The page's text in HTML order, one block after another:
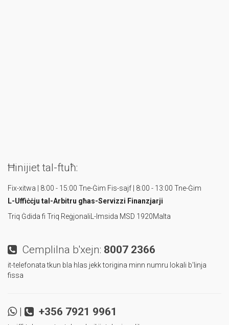
Ħinijiet tal-ftuħ:
Fix-xitwa | 8:00 - 15:00 Tne-Ġim Fis-sajf | 8:00 - 13:00 Tne-Ġim
L-Uffiċċju tal-Arbitru għas-Servizzi Finanzjarji
Triq Ġdida fi Triq Reġjonali L-Imsida MSD 1920Malta
Cemplilna b'xejn: 8007 2366
it-telefonata tkun bla hlas jekk torigina minn numru lokali b'linja
fissa
| +356 7921 9961